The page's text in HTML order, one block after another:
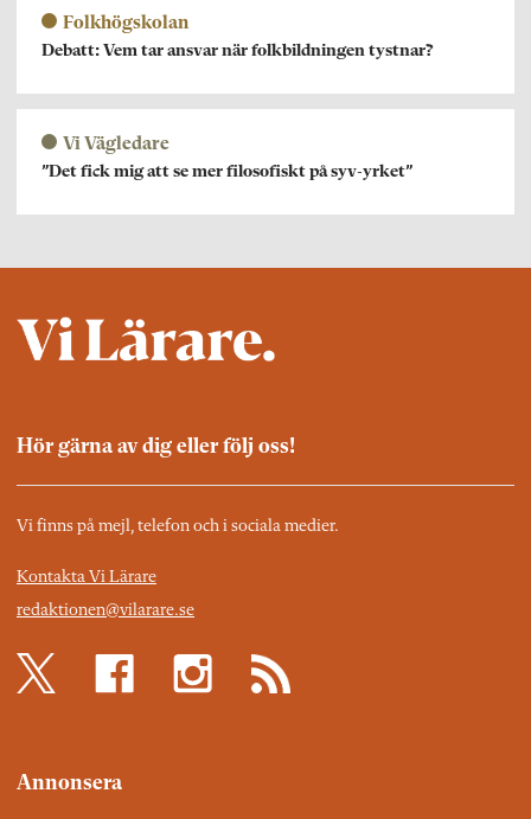
Folkhögskolan
Debatt: Vem tar ansvar när folkbildningen tystnar?
Vi Vägledare
”Det fick mig att se mer filosofiskt på syv-yrket”
Hör gärna av dig eller följ oss!
Vi finns på mejl, telefon och i sociala medier.
Kontakta Vi Lärare
redaktionen@vilarare.se
Annonsera